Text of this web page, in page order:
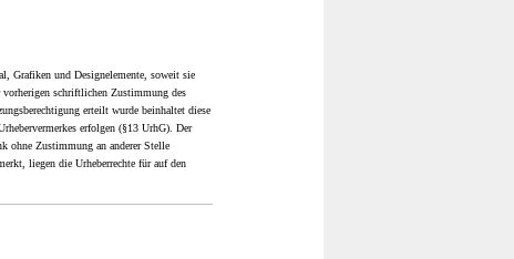
Grafiken und Designelemente, soweit sie
vorherigen schriftlichen Zustimmung des
erteilt wurde beinhaltet diese
erfolgen (§13 UrhG). Der
ohne Zustimmung an anderer Stelle
liegen die Urheberrechte für auf den